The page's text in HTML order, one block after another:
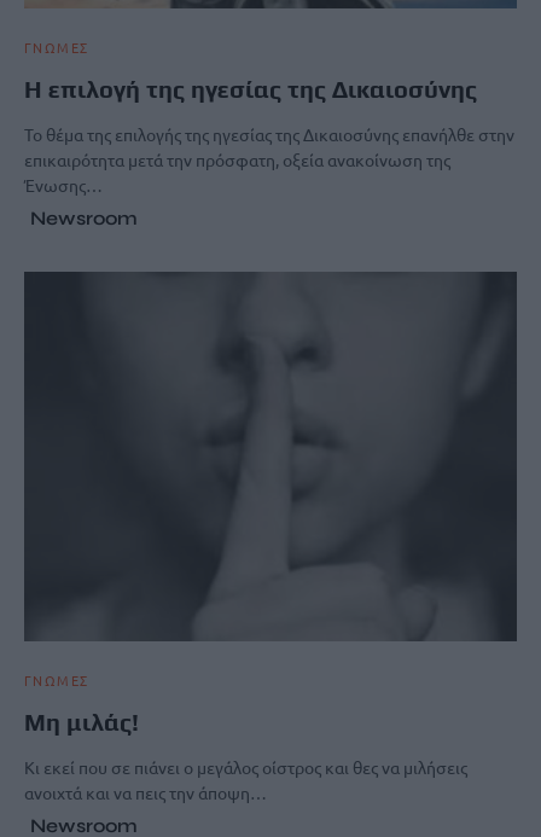
ΓΝΩΜΕΣ
Η επιλογή της ηγεσίας της Δικαιοσύνης
Το θέμα της επιλογής της ηγεσίας της Δικαιοσύνης επανήλθε στην
επικαιρότητα μετά την πρόσφατη, οξεία ανακοίνωση της
Ένωσης…
Newsroom
ΓΝΩΜΕΣ
Μη μιλάς!
Κι εκεί που σε πιάνει ο μεγάλος οίστρος και θες να μιλήσεις
ανοιχτά και να πεις την άποψη…
Newsroom